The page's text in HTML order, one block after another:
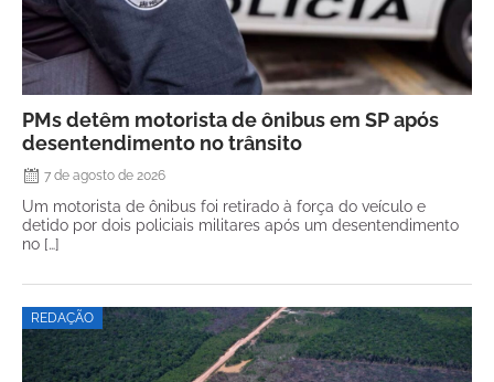
PMs detêm motorista de ônibus em SP após
desentendimento no trânsito
7 de agosto de 2026
Um motorista de ônibus foi retirado à força do veículo e
detido por dois policiais militares após um desentendimento
no […]
REDAÇÃO